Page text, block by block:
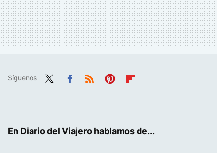
Síguenos
En Diario del Viajero hablamos de...